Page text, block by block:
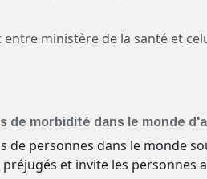
ministère de la santé et
de morbidité dans le monde
de personnes dans le monde
et invite les personnes